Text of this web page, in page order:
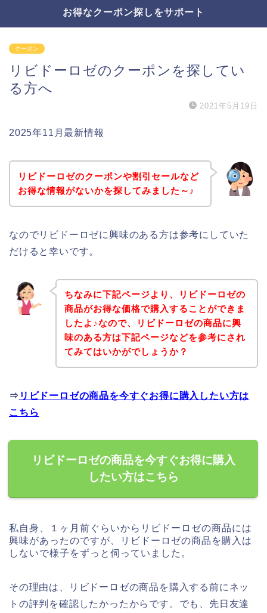
お得なクーポン探しをサポート
クーポン
リビドーロゼのクーポンを探してい
る方へ
2021年5月19日
2025年11月最新情報
リビドーロゼのクーポンや割引セールなど
お得な情報がないかを探してみました～♪
なのでリビドーロゼに興味のある方は参考にしていた
だけると幸いです。
ちなみに下記ページより、リビドーロゼの
商品がお得な価格で購入することができま
したよ♪なので、リビドーロゼの商品に興
味のある方は下記ページなどを参考にされ
てみてはいかがでしょうか？
⇒ リビドーロゼの商品を今すぐお得に購入したい方は
こちら
リビドーロゼの商品を今すぐお得に購入
したい方はこちら
私自身、１ヶ月前ぐらいからリビドーロゼの商品には
興味があったのですが、リビドーロゼの商品を購入は
しないで様子をずっと伺っていました。
その理由は、リビドーロゼの商品を購入する前にネッ
トの評判を確認したかったからです。でも、先日友達